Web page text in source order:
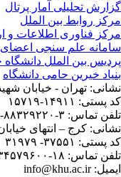
گزارش تحلیلی آمار پرتال
مرکز روابط بین الملل
مرکز فناوری اطلاعات و
سامانه علم سنجی
پردیس بین الملل
بنیاد خیرین حامی دانشگاه
نشانی: تهران - خیابان
کد پستی: ۱۴۹۱۱-۱۵۷۱۹
تلفن تماس: ۳-۸۸۳۲۹۲۲۰-۲۱-۹۸+
نشانی: کرج – انتهای
کد پستی: ۳۷۵۵۱- ۳۱۹۷۹
تلفن تماس: ۱۸-۳۴۵۷۹۶۰۰-۲۶-۹۸+
ایمیل: info@khu.ac.ir